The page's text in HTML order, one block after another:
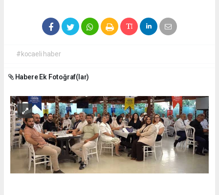
#kocaeli haber
Habere Ek Fotoğraf(lar)